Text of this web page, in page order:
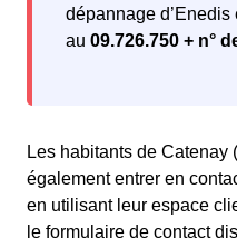
dépannage
au 09.726.750 + n°
Les habitants de
également entrer en
en utilisant leur espace
le formulaire de contact